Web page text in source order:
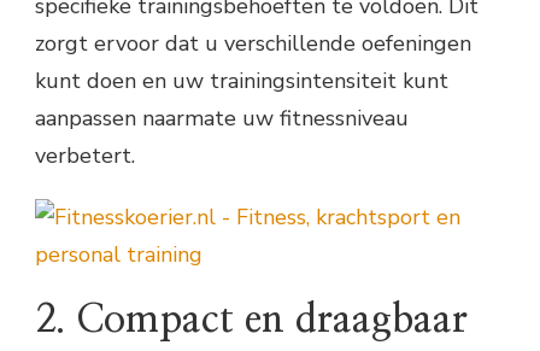
specifieke trainingsbehoeften te voldoen. Dit
zorgt ervoor dat u verschillende oefeningen
kunt doen en uw trainingsintensiteit kunt
aanpassen naarmate uw fitnessniveau
verbetert.
2. Compact en draagbaar